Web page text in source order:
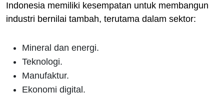
Indonesia memiliki kesempatan untuk membangun
industri bernilai tambah, terutama dalam sektor:
Mineral dan energi.
Teknologi.
Manufaktur.
Ekonomi digital.